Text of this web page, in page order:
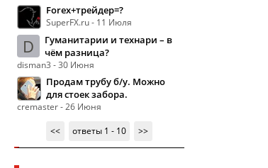
Forex+трейдер=?
SuperFX.ru - 11 Июля
D
Гуманитарии и технари – в
чём разница?
disman3 - 30 Июня
Продам трубу б/у. Можно
для стоек забора.
cremaster - 26 Июня
<<
ответы 1 - 10 >>